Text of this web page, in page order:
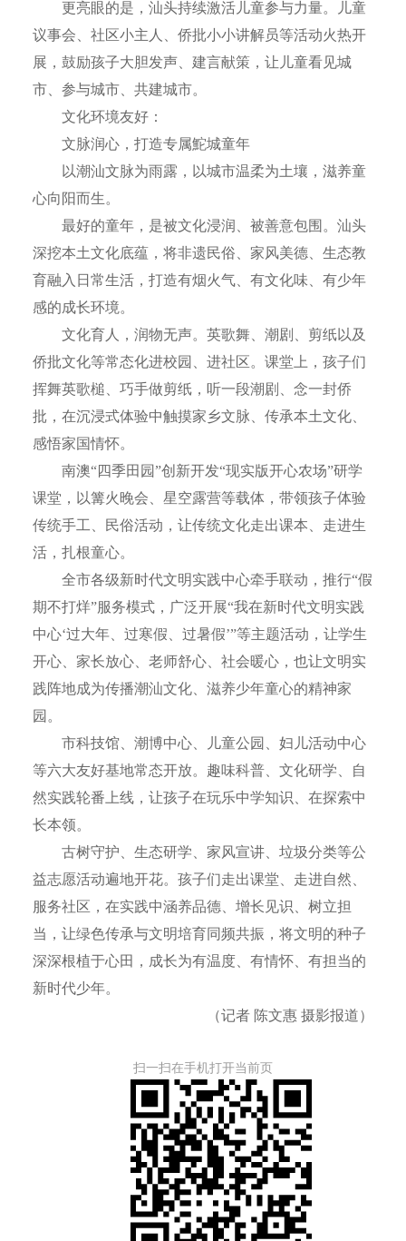
更亮眼的是，汕头持续激活儿童参与力量。儿童
议事会、社区小主人、侨批小小讲解员等活动火热开
展，鼓励孩子大胆发声、建言献策，让儿童看见城
市、参与城市、共建城市。
文化环境友好：
文脉润心，打造专属鮀城童年
以潮汕文脉为雨露，以城市温柔为土壤，滋养童
心向阳而生。
最好的童年，是被文化浸润、被善意包围。汕头
深挖本土文化底蕴，将非遗民俗、家风美德、生态教
育融入日常生活，打造有烟火气、有文化味、有少年
感的成长环境。
文化育人，润物无声。英歌舞、潮剧、剪纸以及
侨批文化等常态化进校园、进社区。课堂上，孩子们
挥舞英歌槌、巧手做剪纸，听一段潮剧、念一封侨
批，在沉浸式体验中触摸家乡文脉、传承本土文化、
感悟家国情怀。
南澳“四季田园”创新开发“现实版开心农场”研学
课堂，以篝火晚会、星空露营等载体，带领孩子体验
传统手工、民俗活动，让传统文化走出课本、走进生
活，扎根童心。
全市各级新时代文明实践中心牵手联动，推行“假
期不打烊”服务模式，广泛开展“我在新时代文明实践
中心‘过大年、过寒假、过暑假’”等主题活动，让学生
开心、家长放心、老师舒心、社会暖心，也让文明实
践阵地成为传播潮汕文化、滋养少年童心的精神家
园。
市科技馆、潮博中心、儿童公园、妇儿活动中心
等六大友好基地常态开放。趣味科普、文化研学、自
然实践轮番上线，让孩子在玩乐中学知识、在探索中
长本领。
古树守护、生态研学、家风宣讲、垃圾分类等公
益志愿活动遍地开花。孩子们走出课堂、走进自然、
服务社区，在实践中涵养品德、增长见识、树立担
当，让绿色传承与文明培育同频共振，将文明的种子
深深根植于心田，成长为有温度、有情怀、有担当的
新时代少年。
（记者 陈文惠 摄影报道）
扫一扫在手机打开当前页